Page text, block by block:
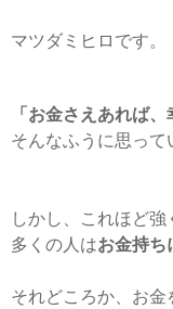
マツダミヒロです。
「お金さえあれば、
そんなふうに思って
しかし、これほど強
多くの人はお金持ち
それどころか、お金